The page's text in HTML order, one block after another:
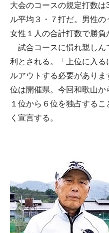
大会のコースの規定打数
ル平均３・７打だ。男性
女性１人の合計打数で勝負
試合コースに慣れ親しん
利とされる。「上位に入
ルアウトする必要があり
位は開催県。今回和歌山か
１位から６位を独占する
く宣言する。